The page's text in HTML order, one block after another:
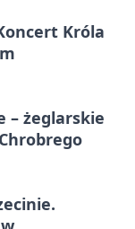
Króla
– żeglarskie